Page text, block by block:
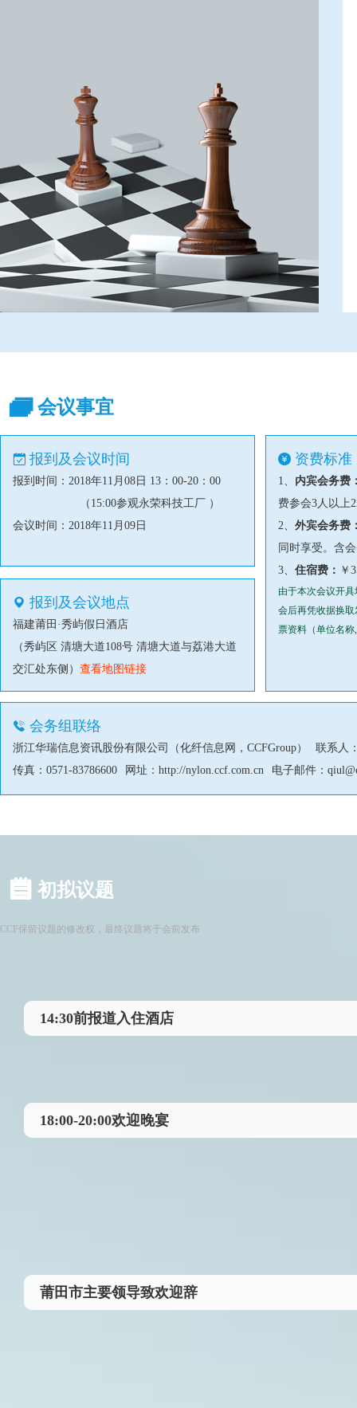
会议事宜
报到及会议时间
报到时间：2018年11月08日 13：00-20：00
（15:00参观永荣科技工厂 ）
会议时间：2018年11月09日
报到及会议地点
福建莆田·秀屿假日酒店
（秀屿区 清塘大道108号 清塘大道与荔港大道
交汇处东侧） 查看地图链接
资费标准
1、 内宾会务费
费参会3人以上
2、 外宾会务费
同时享受。含
3、 住宿费： ￥
由于本次会议开
会后再凭收据换
票资料（单位名
会务组联络
浙江华瑞信息资讯股份有限公司（化纤信息网，CCFGroup）
联系人
传真：0571-83786600
网址： http://nylon.ccf.com.cn 电子邮件：
初拟议题
14:30前报道入住酒店
18:00-20:00欢迎晚宴
莆田市主要领导致欢迎辞
CCF保留议题的修改权，最终议题将于会前发布